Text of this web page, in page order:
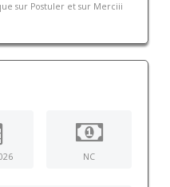
sur Postuler et sur Merciii
NC